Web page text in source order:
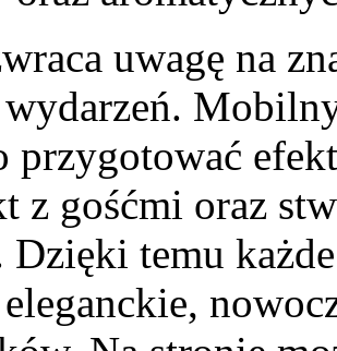
uwagę na
wydarzeń.
z gośćmi oraz
Dzięki temu